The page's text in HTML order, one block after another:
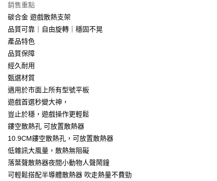
銷售重點
碳合金 遊戲散熱支架
品質可靠｜自由旋轉｜穩固不晃
產品特色
品質保障
經久耐用
甄選材質
適用於市面上所有型號平板
遊戲首選秒變大神，
豈止於穩，遊戲操作更輕鬆
鏤空散熱孔 可放置散熱器
10.9CM鏤空散熱孔，可放置散熱器
低雜訊大風量，散熱無阻礙
落葉聲散熱器夜間小動物人聲鬧鐘
可輕鬆搭配半導體散熱器 吹走熱量不費勁